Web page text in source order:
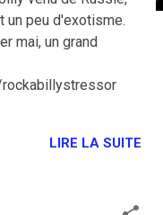
un peu d'exotisme.
mai, un grand
LIRE LA SUITE